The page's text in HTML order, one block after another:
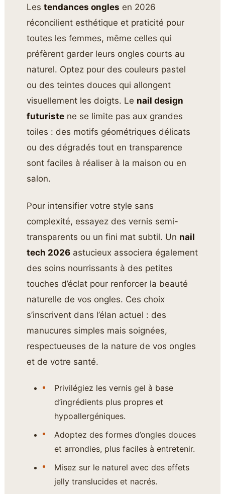
Lestendances ongles en 2026
réconcilient esthétique et praticité pour
toutes les femmes, même celles qui
préfèrent garder leurs ongles courts au
naturel. Optez pour des couleurs pastel
ou des teintes douces qui allongent
visuellement les doigts. Le nail design
futuriste ne se limite pas aux grandes
toiles : des motifs géométriques délicats
ou des dégradés tout en transparence
sont faciles à réaliser à la maison ou en
salon.
Pour intensifier votre style sans
complexité, essayez des vernis semi-
transparents ou un fini mat subtil. Un nail
tech 2026 astucieux associera également
des soins nourrissants à des petites
touches d’éclat pour renforcer la beauté
naturelle de vos ongles. Ces choix
s’inscrivent dans l’élan actuel : des
manucures simples mais soignées,
respectueuses de la nature de vos ongles
et de votre santé.
Privilégiez les vernis gel à base
d’ingrédients plus propres et
hypoallergéniques.
Adoptez des formes d’ongles douces
et arrondies, plus faciles à entretenir.
Misez sur le naturel avec des effets
jelly translucides et nacrés.